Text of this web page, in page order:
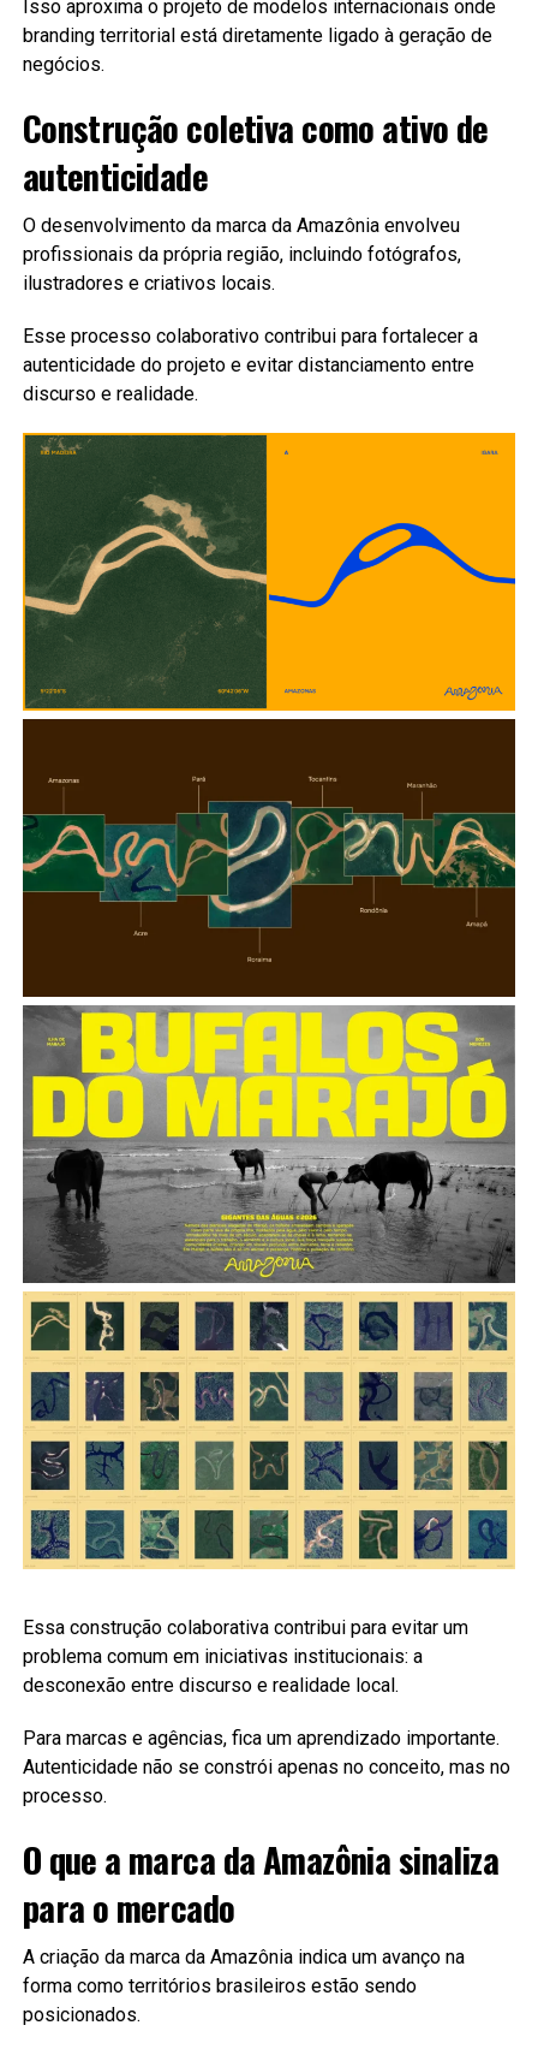
Isso aproxima o projeto de modelos internacionais onde
branding territorial está diretamente ligado à geração de
negócios.
Construção coletiva como ativo de
autenticidade
O desenvolvimento da marca da Amazônia envolveu
profissionais da própria região, incluindo fotógrafos,
ilustradores e criativos locais.
Esse processo colaborativo contribui para fortalecer a
autenticidade do projeto e evitar distanciamento entre
discurso e realidade.
Essa construção colaborativa contribui para evitar um
problema comum em iniciativas institucionais: a
desconexão entre discurso e realidade local.
Para marcas e agências, fica um aprendizado importante.
Autenticidade não se constrói apenas no conceito, mas no
processo.
O que a marca da Amazônia sinaliza
para o mercado
A criação da marca da Amazônia indica um avanço na
forma como territórios brasileiros estão sendo
posicionados.